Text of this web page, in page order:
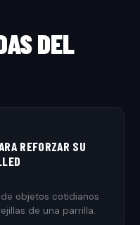
DEL
REFORZAR SU
objetos cotidianos
de una parrilla.